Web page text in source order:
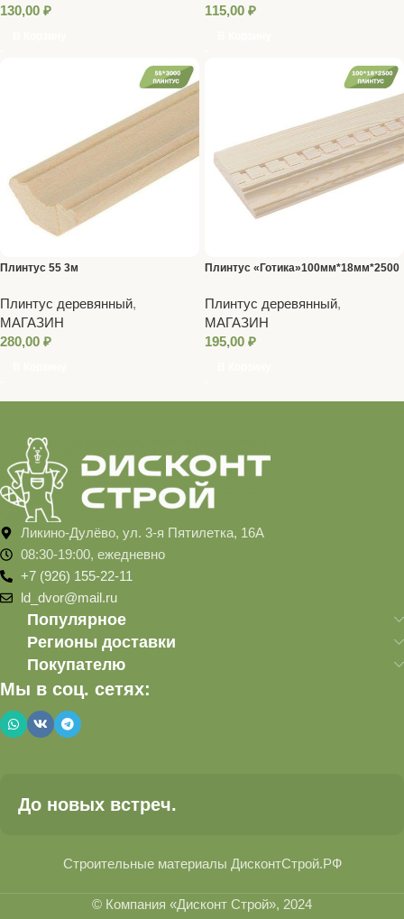
130,00 ₽
115,00 ₽
Плинтус 55 3м
Плинтус деревянный,
МАГАЗИН
280,00 ₽
Плинтус «Готика»100мм*18мм*2500
Плинтус деревянный,
МАГАЗИН
195,00 ₽
Ликино-Дулёво, ул. 3-я Пятилетка, 16А
08:30-19:00, ежедневно
+7 (926) 155-22-11
ld_dvor@mail.ru
Популярное
Регионы доставки
Покупателю
Мы в соц. сетях:
До новых встреч.
Строительные материалы ДисконтСтрой.РФ
© Компания «Дисконт Строй», 2024